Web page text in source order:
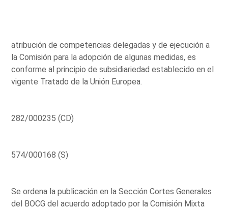
atribución de competencias delegadas y de ejecución a
la Comisión para la adopción de algunas medidas, es
conforme al principio de subsidiariedad establecido en el
vigente Tratado de la Unión Europea.
282/000235 (CD)
574/000168 (S)
Se ordena la publicación en la Sección Cortes Generales
del BOCG del acuerdo adoptado por la Comisión Mixta